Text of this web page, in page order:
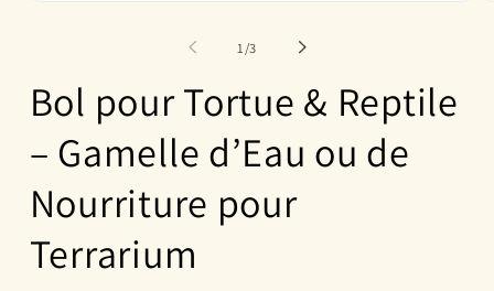
une
fenêtre
1/de
3
Bol pour Tortue & Reptile
– Gamelle d’Eau ou de
Nourriture pour
Terrarium